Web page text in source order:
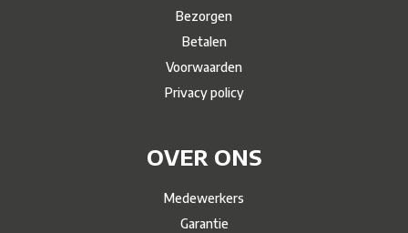
Bezorgen
Betalen
Voorwaarden
Privacy policy
OVER ONS
Medewerkers
Garantie